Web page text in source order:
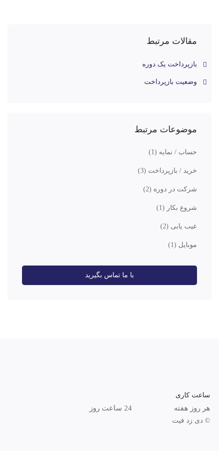
مقالات مرتبط
بازپرداخت یک دوره
وضعیت بازپرداخت
موضوعات مرتبط
حساب / نمایه (1)
خرید / بازپرداخت (3)
شرکت در دوره (2)
شروع بکار (1)
عیب یابی (2)
موبایل (1)
با ما تماس بگیرید
ساعت کاری
هر روز هفته 24 ساعت روز
© دی زد فیت